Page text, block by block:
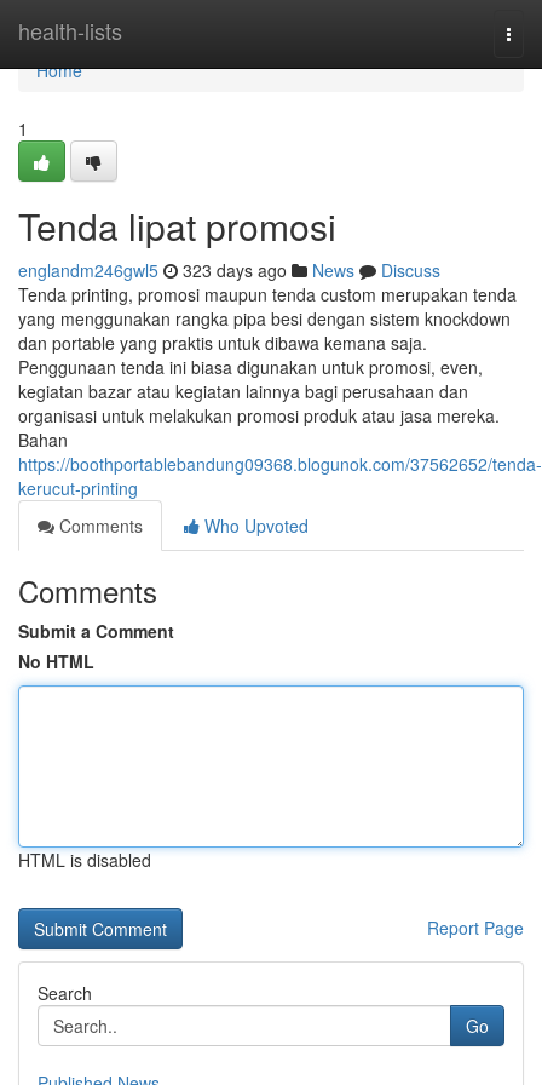
health-lists
Home
Home
1
Tenda lipat promosi
englandm246gwl5 323 days ago News
Discuss
Tenda printing, promosi maupun tenda custom merupakan tenda
yang menggunakan rangka pipa besi dengan sistem knockdown
dan portable yang praktis untuk dibawa kemana saja.
Penggunaan tenda ini biasa digunakan untuk promosi, even,
kegiatan bazar atau kegiatan lainnya bagi perusahaan dan
organisasi untuk melakukan promosi produk atau jasa mereka.
Bahan
https://boothportablebandung09368.blogunok.com/37562652/tenda-
kerucut-printing
Comments
Who Upvoted
Comments
Submit a Comment
No HTML
HTML is disabled
Report Page
Search
Go